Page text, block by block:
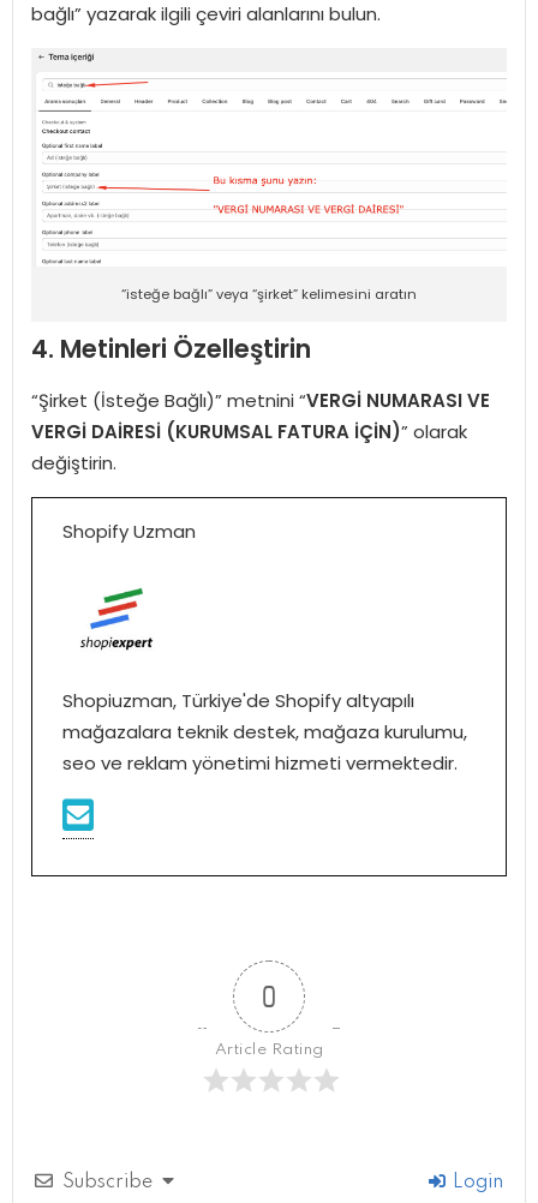
bağlı” yazarak ilgili çeviri alanlarını bulun.
“isteğe bağlı” veya “şirket” kelimesini aratın
4. Metinleri Özelleştirin
“Şirket (İsteğe Bağlı)” metnini “VERGİ NUMARASI VE
VERGİ DAİRESİ (KURUMSAL FATURA İÇİN)” olarak
değiştirin.
Shopify Uzman
Shopiuzman, Türkiye'de Shopify altyapılı
mağazalara teknik destek, mağaza kurulumu,
seo ve reklam yönetimi hizmeti vermektedir.
0
Article Rating
Subscribe Login